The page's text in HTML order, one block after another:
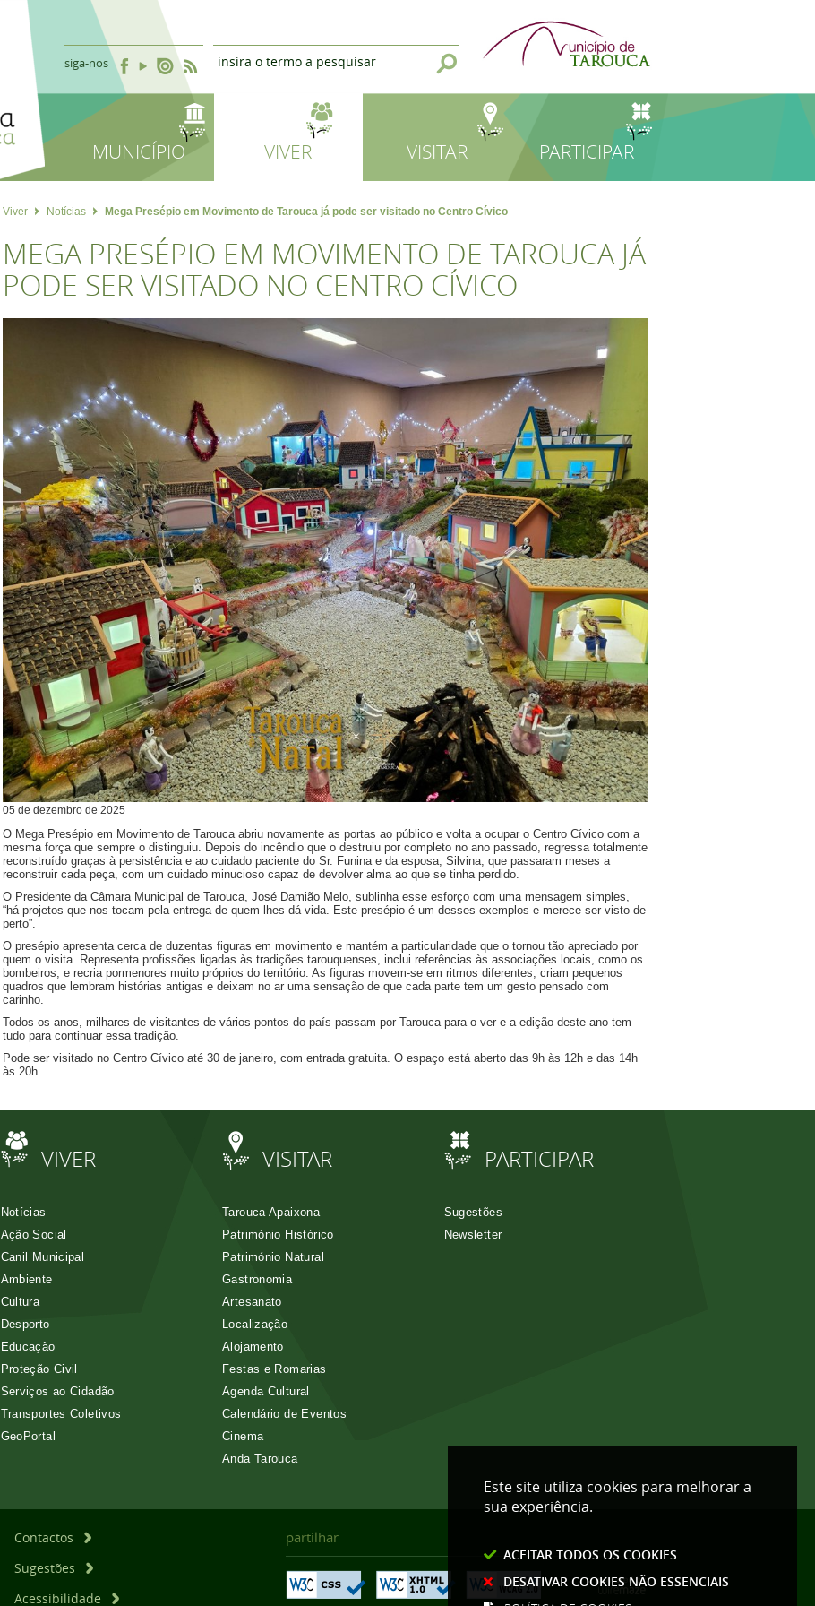
siga-nos
MUNICÍPIO VIVER VISITAR PARTICIPAR
Viver Notícias Mega Presépio em Movimento de Tarouca já pode ser visitado no Centro Cívico
MEGA PRESÉPIO EM MOVIMENTO DE TAROUCA JÁ
PODE SER VISITADO NO CENTRO CÍVICO
05 de dezembro de 2025
O Mega Presépio em Movimento de Tarouca abriu novamente as portas ao público e volta a ocupar o Centro Cívico com a
mesma força que sempre o distinguiu. Depois do incêndio que o destruiu por completo no ano passado, regressa totalmente
reconstruído graças à persistência e ao cuidado paciente do Sr. Funina e da esposa, Silvina, que passaram meses a
reconstruir cada peça, com um cuidado minucioso capaz de devolver alma ao que se tinha perdido.
O Presidente da Câmara Municipal de Tarouca, José Damião Melo, sublinha esse esforço com uma mensagem simples,
“há projetos que nos tocam pela entrega de quem lhes dá vida. Este presépio é um desses exemplos e merece ser visto de
perto”.
O presépio apresenta cerca de duzentas figuras em movimento e mantém a particularidade que o tornou tão apreciado por
quem o visita. Representa profissões ligadas às tradições tarouquenses, inclui referências às associações locais, como os
bombeiros, e recria pormenores muito próprios do território. As figuras movem-se em ritmos diferentes, criam pequenos
quadros que lembram histórias antigas e deixam no ar uma sensação de que cada parte tem um gesto pensado com
carinho.
Todos os anos, milhares de visitantes de vários pontos do país passam por Tarouca para o ver e a edição deste ano tem
tudo para continuar essa tradição.
Pode ser visitado no Centro Cívico até 30 de janeiro, com entrada gratuita. O espaço está aberto das 9h às 12h e das 14h
às 20h.
VIVER
Notícias
Ação Social
Canil Municipal
Ambiente
Cultura
Desporto
Educação
Proteção Civil
Serviços ao Cidadão
Transportes Coletivos
GeoPortal
VISITAR
Tarouca Apaixona
Património Histórico
Património Natural
Gastronomia
Artesanato
Localização
Alojamento
Festas e Romarias
Agenda Cultural
Calendário de Eventos
Cinema
Anda Tarouca
PARTICIPAR
Sugestões
Newsletter
Contactos
Sugestões
Acessibilidade
partilhar
Este site utiliza cookies para melhorar a
sua experiência.
ACEITAR TODOS OS COOKIES
DESATIVAR COOKIES NÃO ESSENCIAIS